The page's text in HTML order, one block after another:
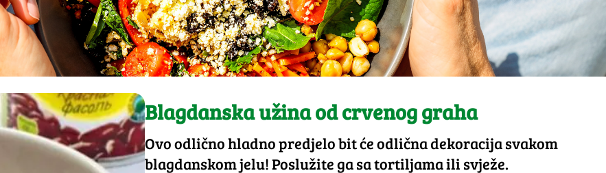
Blagdanska užina od crvenog graha
Ovo odlično hladno predjelo bit će odlična dekoracija svakom
blagdanskom jelu! Poslužite ga sa tortiljama ili svježe.